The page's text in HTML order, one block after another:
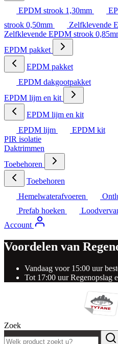
EPDM strook 1,30mm
strook 0,50mm
Zelfklevende
Zelfklevende EPDM strook
EPDM pakket
EPDM pakket
EPDM dakgootpakket
EPDM lijm en kit
EPDM lijm en kit
EPDM lijm
EPDM kit
PIR isolatie
Daktrimmen
Toebehoren
Toebehoren
Hemelwaterafvoeren
Prefab hoeken
Account
Voordelen van
Vandaag voor 15:00 uur
Tot 17:00 uur Regenopslag
Zoek